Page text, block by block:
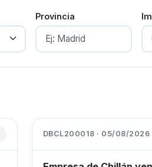
Provincia
DBCL200018 · 05/08/2026